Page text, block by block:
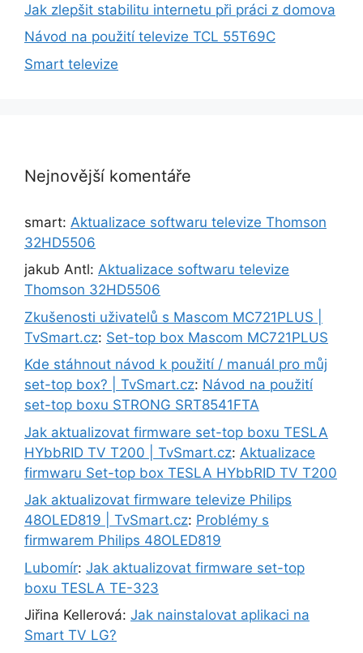
Jak zlepšit stabilitu internetu při práci z domova
Návod na použití televize TCL 55T69C
Smart televize
Nejnovější komentáře
smart: Aktualizace softwaru televize Thomson
32HD5506
jakub Antl: Aktualizace softwaru televize
Thomson 32HD5506
Zkušenosti uživatelů s Mascom MC721PLUS |
TvSmart.cz: Set-top box Mascom MC721PLUS
Kde stáhnout návod k použití / manuál pro můj
set-top box? | TvSmart.cz: Návod na použití
set-top boxu STRONG SRT8541FTA
Jak aktualizovat firmware set-top boxu TESLA
HYbbRID TV T200 | TvSmart.cz: Aktualizace
firmwaru Set-top box TESLA HYbbRID TV T200
Jak aktualizovat firmware televize Philips
48OLED819 | TvSmart.cz: Problémy s
firmwarem Philips 48OLED819
Lubomír: Jak aktualizovat firmware set-top
boxu TESLA TE-323
Jiřina Kellerová: Jak nainstalovat aplikaci na
Smart TV LG?